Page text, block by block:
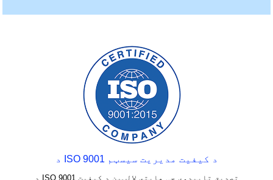
د ISO 9001 د کیفیت مدیریت سیسټم
د ISO 9001 تصدیق تاییدوي چې هایتي لالټین د کیفیت